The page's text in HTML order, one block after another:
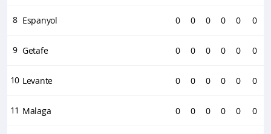
8 Espanyol 0 0 0 0 0 0
9 Getafe 0 0 0 0 0 0
10 Levante 0 0 0 0 0 0
11 Malaga 0 0 0 0 0 0